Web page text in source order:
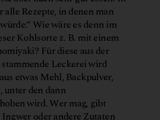
Rezepte, in denen man
Wie wäre es denn im
Kohlsorte z. B. mit einem
Für diese aus der
Leckerei wird
etwas Mehl, Backpulver,
unter den dann
wird. Wer mag, gibt
oder andere Zutaten